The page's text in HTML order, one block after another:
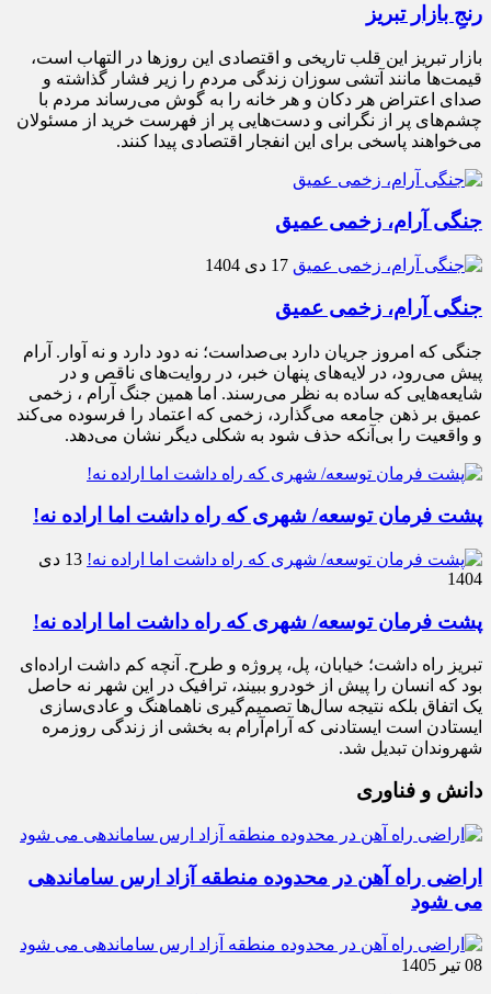
رنجِ بازار تبریز
بازار تبریز این قلب تاریخی و اقتصادی این روزها در التهاب است،
قیمت‌ها مانند آتشی سوزان زندگی مردم را زیر فشار گذاشته و
صدای اعتراض هر دکان و هر خانه را به گوش می‌رساند مردم با
چشم‌های پر از نگرانی و دست‌هایی پر از فهرست خرید از مسئولان
می‌خواهند پاسخی برای این انفجار اقتصادی پیدا کنند.
جنگی آرام، زخمی عمیق
17 دی 1404
جنگی آرام، زخمی عمیق
جنگی که امروز جریان دارد بی‌صداست؛ نه دود دارد و نه آوار. آرام
پیش می‌رود، در لایه‌های پنهان خبر، در روایت‌های ناقص و در
شایعه‌هایی که ساده به نظر می‌رسند. اما همین جنگ آرام ، زخمی
عمیق بر ذهن جامعه می‌گذارد، زخمی که اعتماد را فرسوده می‌کند
و واقعیت را بی‌آنکه حذف شود به شکلی دیگر نشان می‌دهد.
پشت فرمان توسعه/ شهری که راه داشت اما اراده نه!
13 دی
1404
پشت فرمان توسعه/ شهری که راه داشت اما اراده نه!
تبریز راه داشت؛ خیابان، پل، پروژه و طرح. آنچه کم داشت اراده‌ای
بود که انسان را پیش از خودرو ببیند، ترافیک در این شهر نه حاصل
یک اتفاق بلکه نتیجه سال‌ها تصمیم‌گیری ناهماهنگ و عادی‌سازی
ایستادن است ایستادنی که آرام‌آرام به بخشی از زندگی روزمره
شهروندان تبدیل شد.
دانش و فناوری
اراضی راه آهن در محدوده منطقه آزاد ارس ساماندهی
می شود
08 تیر 1405